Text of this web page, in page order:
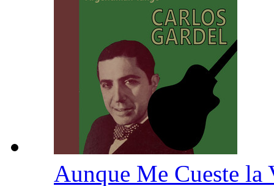
Aunque Me Cueste